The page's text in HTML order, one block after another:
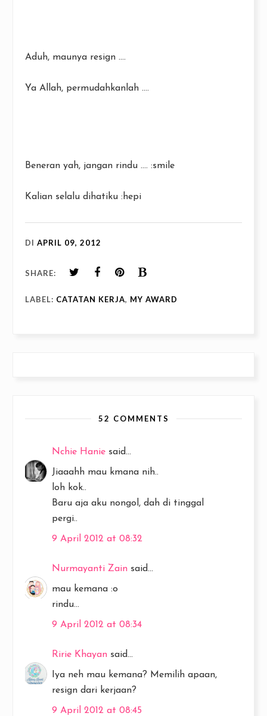
Aduh, maunya resign ....
Ya Allah, permudahkanlah ....
Beneran yah, jangan rindu .... :smile
Kalian selalu dihatiku :hepi
DI APRIL 09, 2012
SHARE:
LABEL: CATATAN KERJA, MY AWARD
52 COMMENTS
Nchie Hanie said...
Jiaaahh mau kmana nih..
loh kok..
Baru aja aku nongol, dah di tinggal
pergi..
9 April 2012 at 08:32
Nurmayanti Zain said...
mau kemana :o
rindu...
9 April 2012 at 08:34
Ririe Khayan said...
Iya neh mau kemana? Memilih apaan,
resign dari kerjaan?
9 April 2012 at 08:45